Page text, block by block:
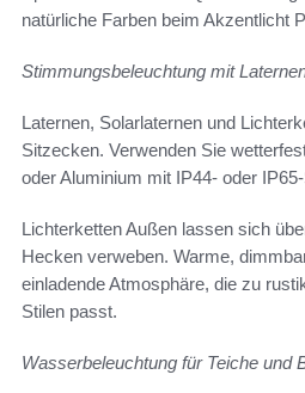
natürliche Farben beim Akzentlicht
Stimmungsbeleuchtung mit
Laternen, Solarlaternen und
Sitzecken. Verwenden Sie
oder Aluminium mit IP44- oder
Lichterketten Außen lassen sich
Hecken verweben. Warme,
einladende Atmosphäre, die zu
Stilen passt.
Wasserbeleuchtung für Teiche und